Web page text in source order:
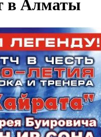
в Алматы